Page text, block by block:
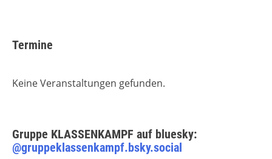
Termine
Keine Veranstaltungen gefunden.
Gruppe KLASSENKAMPF auf bluesky:
@gruppeklassenkampf.bsky.social